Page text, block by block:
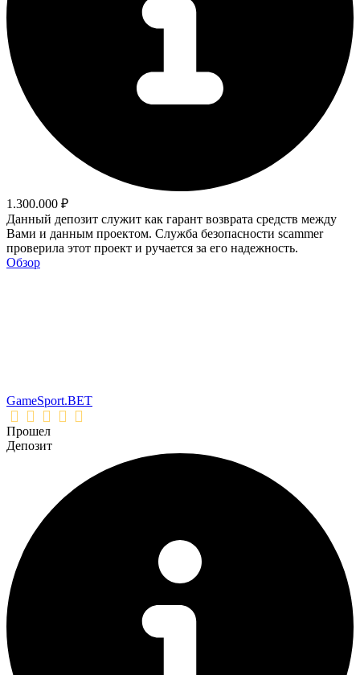
1.300.000 ₽
Данный депозит служит как гарант возврата средств между
Вами и данным проектом. Служба безопасности scammer
проверила этот проект и ручается за его надежность.
Обзор
GameSport.BET
Прошел
Депозит